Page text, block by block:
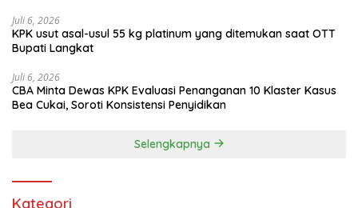
Juli 6, 2026
KPK usut asal-usul 55 kg platinum yang ditemukan saat OTT
Bupati Langkat
Juli 6, 2026
CBA Minta Dewas KPK Evaluasi Penanganan 10 Klaster Kasus
Bea Cukai, Soroti Konsistensi Penyidikan
Selengkapnya
Kategori